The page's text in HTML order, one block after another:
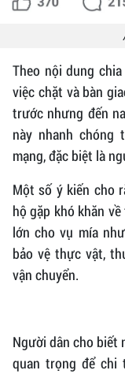
Theo nội dung
việc chặt và bàn
trước nhưng đến
này nhanh chóng
mạng, đặc biệt là
Một số ý kiến cho
hộ gặp khó khăn
lớn cho vụ mía
bảo vệ thực vật,
vận chuyển.
Người dân cho biết
quan trọng để chi